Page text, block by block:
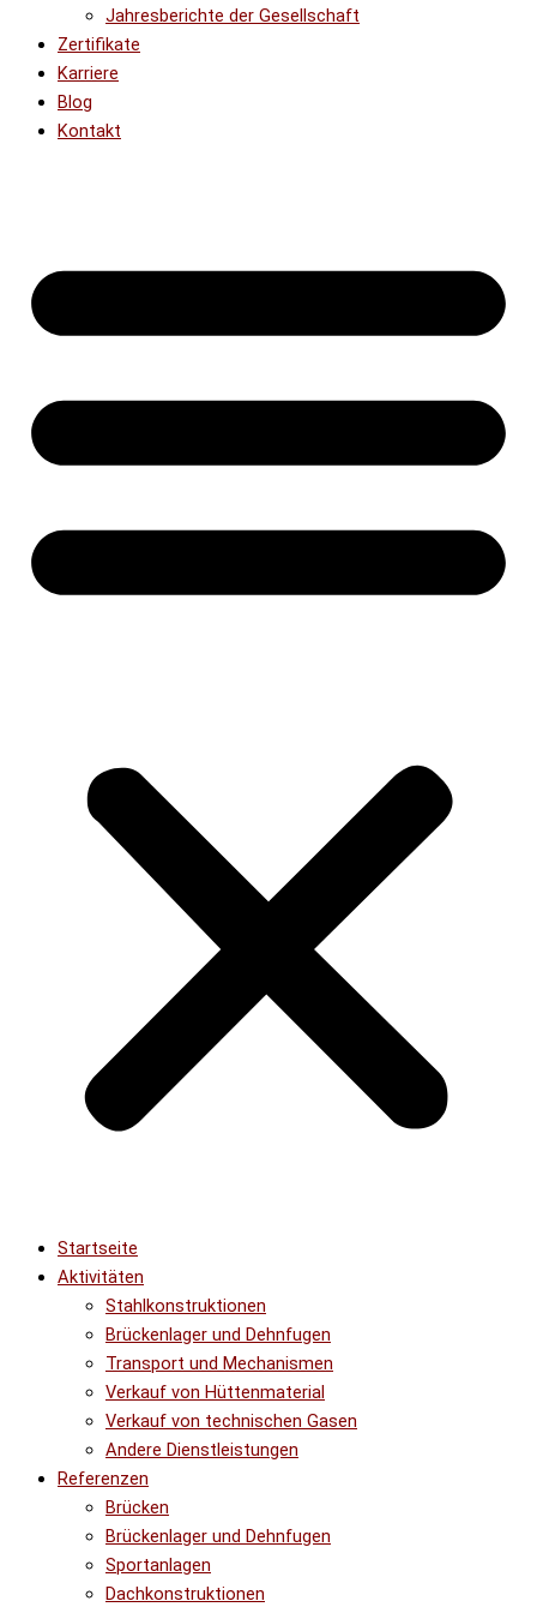
Jahresberichte der Gesellschaft
Zertifikate
Karriere
Blog
Kontakt
Startseite
Aktivitäten
Stahlkonstruktionen
Brückenlager und Dehnfugen
Transport und Mechanismen
Verkauf von Hüttenmaterial
Verkauf von technischen Gasen
Andere Dienstleistungen
Referenzen
Brücken
Brückenlager und Dehnfugen
Sportanlagen
Dachkonstruktionen